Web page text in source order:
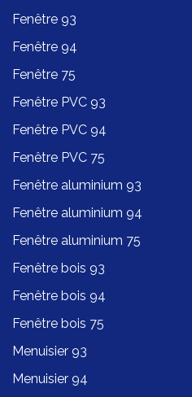
Fenêtre 93
Fenêtre 94
Fenêtre 75
Fenêtre PVC 93
Fenêtre PVC 94
Fenêtre PVC 75
Fenêtre aluminium 93
Fenêtre aluminium 94
Fenêtre aluminium 75
Fenêtre bois 93
Fenêtre bois 94
Fenêtre bois 75
Menuisier 93
Menuisier 94